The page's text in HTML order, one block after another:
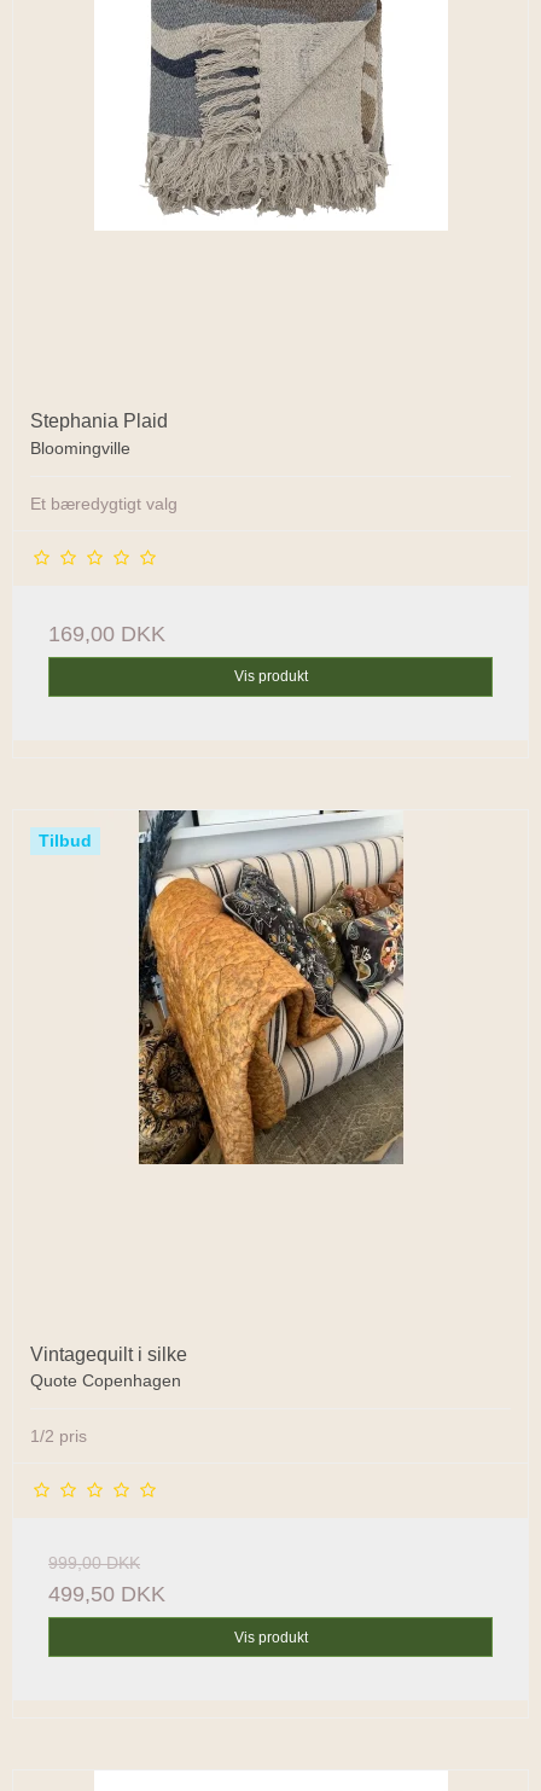
Stephania Plaid
Bloomingville
Et bæredygtigt valg
169,00 DKK
Vis produkt
Tilbud
Vintagequilt i silke
Quote Copenhagen
1/2 pris
999,00 DKK
499,50 DKK
Vis produkt